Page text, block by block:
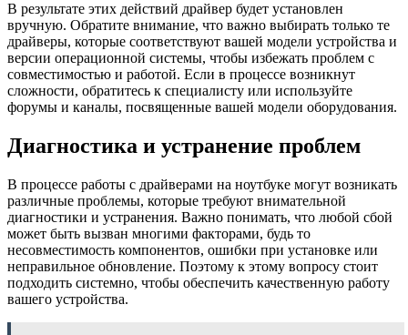
В результате этих действий драйвер будет установлен
вручную. Обратите внимание, что важно выбирать только те
драйверы, которые соответствуют вашей модели устройства и
версии операционной системы, чтобы избежать проблем с
совместимостью и работой. Если в процессе возникнут
сложности, обратитесь к специалисту или используйте
форумы и каналы, посвященные вашей модели оборудования.
Диагностика и устранение проблем
В процессе работы с драйверами на ноутбуке могут возникать
различные проблемы, которые требуют внимательной
диагностики и устранения. Важно понимать, что любой сбой
может быть вызван многими факторами, будь то
несовместимость компонентов, ошибки при установке или
неправильное обновление. Поэтому к этому вопросу стоит
подходить системно, чтобы обеспечить качественную работу
вашего устройства.